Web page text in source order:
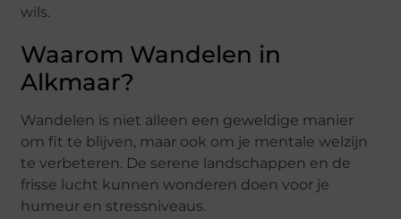
wils.
Waarom Wandelen in
Alkmaar?
Wandelen is niet alleen een geweldige manier
om fit te blijven, maar ook om je mentale welzijn
te verbeteren. De serene landschappen en de
frisse lucht kunnen wonderen doen voor je
humeur en stressniveaus.